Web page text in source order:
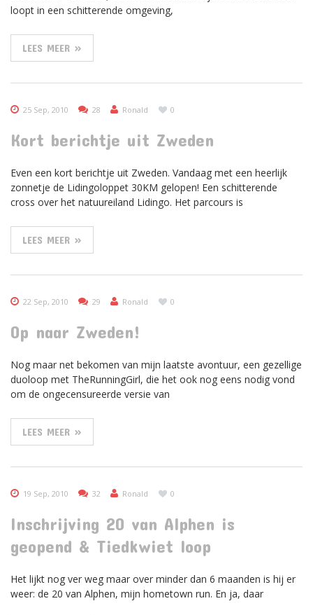
loopt in een schitterende omgeving,
LEES MEER »
25 Sep, 2010 28 Ronald 0
Kort berichtje uit Zweden
Even een kort berichtje uit Zweden. Vandaag met een heerlijk
zonnetje de Lidingoloppet 30KM gelopen! Een schitterende
cross over het natuureiland Lidingo. Het parcours is
LEES MEER »
22 Sep, 2010 29 Ronald 0
Op naar Zweden!
Nog maar net bekomen van mijn laatste avontuur, een gezellige
duoloop met TheRunningGirl, die het ook nog eens nodig vond
om de ongecensureerde versie van
LEES MEER »
19 Sep, 2010 32 Ronald 0
Inschrijving 20 van Alphen is
geopend & Tiedkwiet loop
Het lijkt nog ver weg maar over minder dan 6 maanden is hij er
weer: de 20 van Alphen, mijn hometown run. En ja, daar